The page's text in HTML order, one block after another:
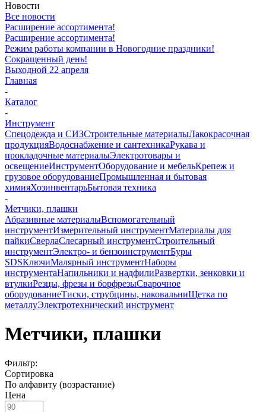
Новости
Все новости
Расширение ассортимента!
Расширение ассортимента!
Режим работы компании в Новогодние праздники!
Сокращенный день!
Выходной 22 апреля
Главная
-
Каталог
-
Инструмент
Спецодежда и СИЗСтроительные материалыЛакокрасочная
продукцияВодоснабжение и сантехникаРукава и
прокладочные материалыЭлектротовары и
освещениеИнструментОборудование и мебельКрепеж и
грузовое оборудованиеПромышленная и бытовая
химияХозинвентарьБытовая техника
-
Метчики, плашки
Абразивные материалыВспомогательный
инструментИзмерительный инструментМатериалы для
пайкиСверлаСлесарный инструментСтроительный
инструментЭлектро- и бензоинструментБуры
SDSКлючиМалярный инструментНаборы
инструментаНапильники и надфилиРазвертки, зенковки и
втулкиРезцы, фрезы и борфрезыСварочное
оборудованиеТиски, струбцины, наковальниЩетка по
металлуЭлектротехнический инструмент
Метчики, плашки
Фильтр:
Сортировка
По алфавиту (возрастание)
Цена